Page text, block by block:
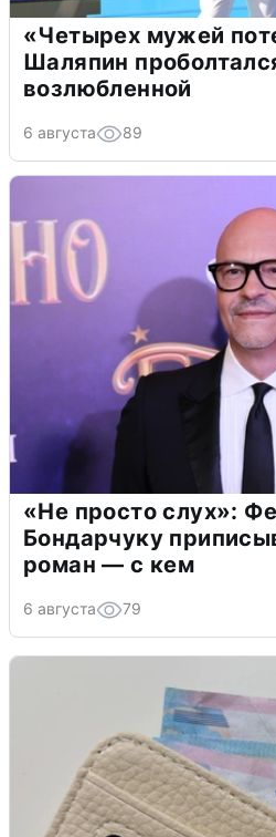
«Четырех мужей
Шаляпин
возлюбленной
6 августа 89
«Не просто слух»:
Бондарчуку
роман — с кем
6 августа 79